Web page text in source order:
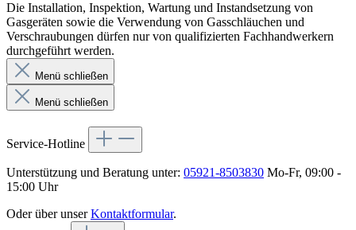
Die Installation, Inspektion, Wartung und Instandsetzung von
Gasgeräten sowie die Verwendung von Gasschläuchen und
Verschraubungen dürfen nur von qualifizierten Fachhandwerkern
durchgeführt werden.
Menü schließen
Menü schließen
Service-Hotline
Unterstützung und Beratung unter: 05921-8503830 Mo-Fr, 09:00 -
15:00 Uhr
Oder über unserKontaktformular.